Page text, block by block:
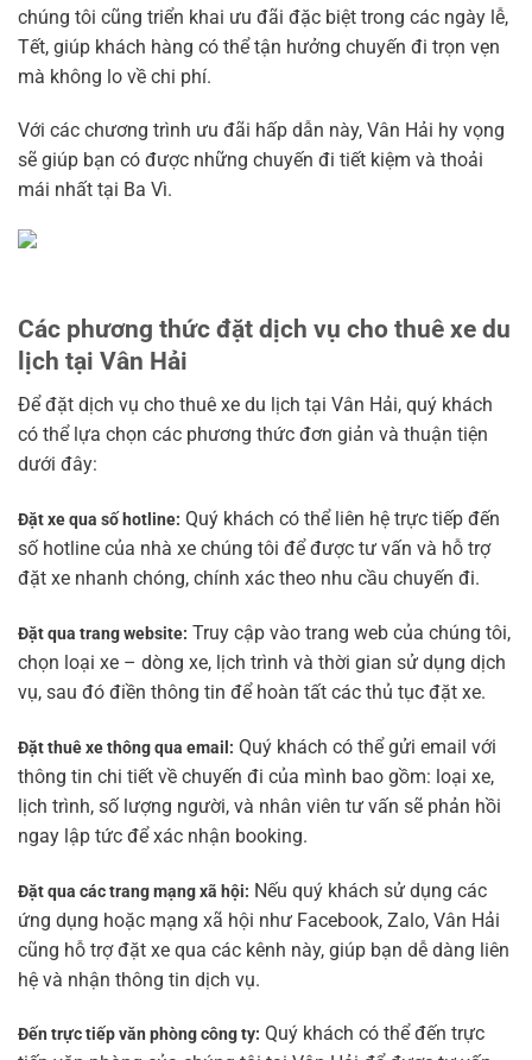
chúng tôi cũng triển khai ưu đãi đặc biệt trong các ngày lễ,
Tết, giúp khách hàng có thể tận hưởng chuyến đi trọn vẹn
mà không lo về chi phí.
Với các chương trình ưu đãi hấp dẫn này, Vân Hải hy vọng
sẽ giúp bạn có được những chuyến đi tiết kiệm và thoải
mái nhất tại Ba Vì.
Các phương thức đặt dịch vụ cho thuê xe du
lịch tại Vân Hải
Để đặt dịch vụ cho thuê xe du lịch tại Vân Hải, quý khách
có thể lựa chọn các phương thức đơn giản và thuận tiện
dưới đây:
Đặt xe qua số hotline: Quý khách có thể liên hệ trực tiếp đến
số hotline của nhà xe chúng tôi để được tư vấn và hỗ trợ
đặt xe nhanh chóng, chính xác theo nhu cầu chuyến đi.
Đặt qua trang website: Truy cập vào trang web của chúng tôi,
chọn loại xe – dòng xe, lịch trình và thời gian sử dụng dịch
vụ, sau đó điền thông tin để hoàn tất các thủ tục đặt xe.
Đặt thuê xe thông qua email: Quý khách có thể gửi email với
thông tin chi tiết về chuyến đi của mình bao gồm: loại xe,
lịch trình, số lượng người, và nhân viên tư vấn sẽ phản hồi
ngay lập tức để xác nhận booking.
Đặt qua các trang mạng xã hội: Nếu quý khách sử dụng các
ứng dụng hoặc mạng xã hội như Facebook, Zalo, Vân Hải
cũng hỗ trợ đặt xe qua các kênh này, giúp bạn dễ dàng liên
hệ và nhận thông tin dịch vụ.
Đến trực tiếp văn phòng công ty: Quý khách có thể đến trực